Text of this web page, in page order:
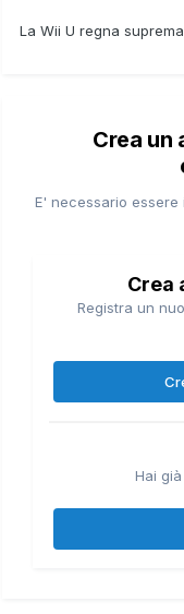
La Wii U regna suprema
Crea un
E' necessario essere
Crea
Registra un
Hai